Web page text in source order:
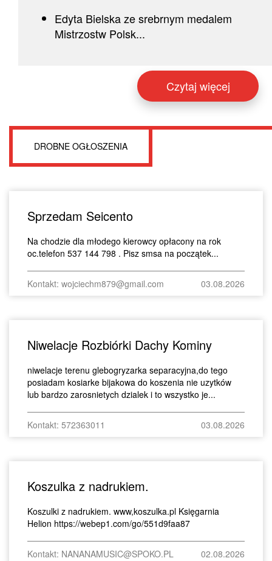
Edyta Bielska ze srebrnym medalem
Mistrzostw Polsk...
Czytaj więcej
DROBNE OGŁOSZENIA
Sprzedam Seicento
Na chodzie dla młodego kierowcy opłacony na rok
oc.telefon 537 144 798 . Pisz smsa na początek...
Kontakt: wojciechm879@gmail.com 03.08.2026
Niwelacje Rozbiórki Dachy Kominy
niwelacje terenu glebogryzarka separacyjna,do tego
posiadam kosiarke bijakowa do koszenia nie uzytków
lub bardzo zarosnietych dzialek i to wszystko je...
Kontakt: 572363011 03.08.2026
Koszulka z nadrukiem.
Koszulki z nadrukiem. www,koszulka.pl Księgarnia
Helion https://webep1.com/go/551d9faa87
Kontakt: NANANAMUSIC@SPOKO.PL 02.08.2026